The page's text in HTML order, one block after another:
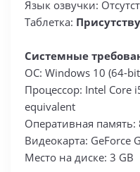
Язык озвучки:
Таблетка:
Системные
ОС: Windows 10 (64-
Процессор: Intel Core
equivalent
Оперативная память:
Видеокарта: GeForce
Место на диске: 3 GB